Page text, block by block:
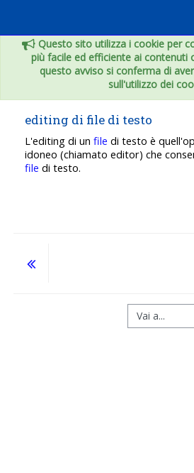
Questo sito utilizza i cookie per
più facile ed efficiente ai contenuti
questo avviso si conferma di
sull'utilizzo dei
editing di file di testo
L'editing di un file di testo è
idoneo (chiamato editor) che
file di testo.
Vai a...